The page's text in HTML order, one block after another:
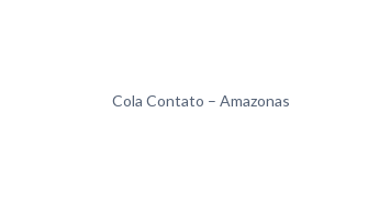
Cola Contato – Amazonas